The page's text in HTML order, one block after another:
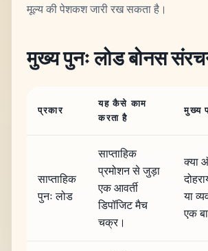
मूल्य की पेशकश जारी रख सकता है।
मुख्य पुनः लोड बोनस
प्रकार
यह कैसे काम
करता है
मुख्य
साप्ताहिक
पुनः लोड
साप्ताहिक
प्रमोशन से जुड़ा
एक आवर्ती
डिपॉजिट मैच
चक्र।
क्या
या
एक